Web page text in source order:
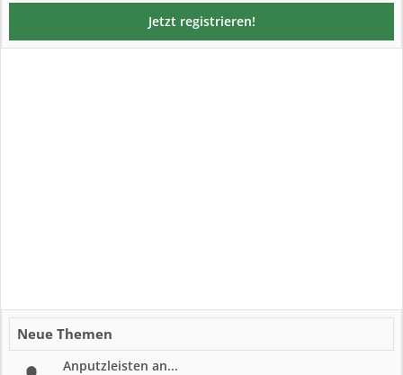
Jetzt registrieren!
Neue Themen
Anputzleisten an...